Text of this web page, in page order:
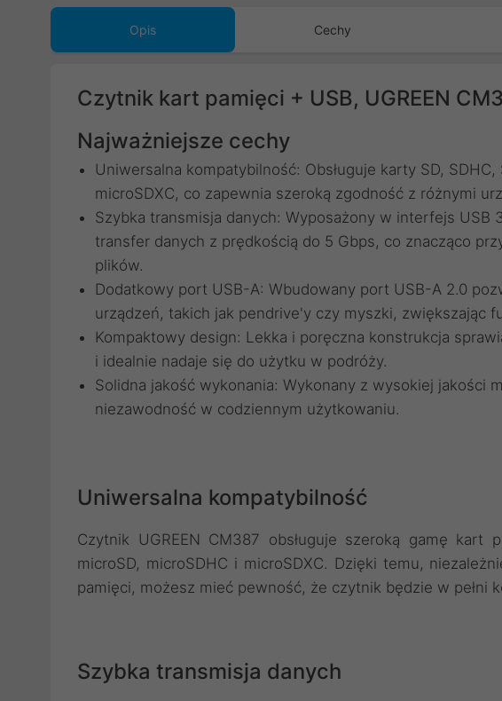
Opis Cechy
Czytnik kart pamięci + USB, UGREEN
Najważniejsze cechy
Uniwersalna kompatybilność: Obsługuje karty SD,
microSDXC, co zapewnia szeroką zgodność z różnymi
Szybka transmisja danych: Wyposażony w interfejs USB
transfer danych z prędkością do 5 Gbps, co znacząco
plików.
Dodatkowy port USB-A: Wbudowany port USB-A 2.0
urządzeń, takich jak pendrive'y czy myszki, zwiększając
Kompaktowy design: Lekka i poręczna konstrukcja
i idealnie nadaje się do użytku w podróży.
Solidna jakość wykonania: Wykonany z wysokiej jakości
niezawodność w codziennym użytkowaniu.
Uniwersalna kompatybilność
Czytnik UGREEN CM387 obsługuje szeroką gamę kart
microSD, microSDHC i microSDXC. Dzięki temu,
pamięci, możesz mieć pewność, że czytnik będzie w pełni
Szybka transmisja danych